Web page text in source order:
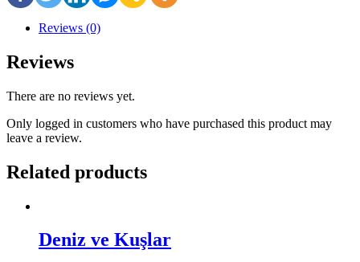
Reviews (0)
Reviews
There are no reviews yet.
Only logged in customers who have purchased this product may
leave a review.
Related products
Deniz ve Kuşlar